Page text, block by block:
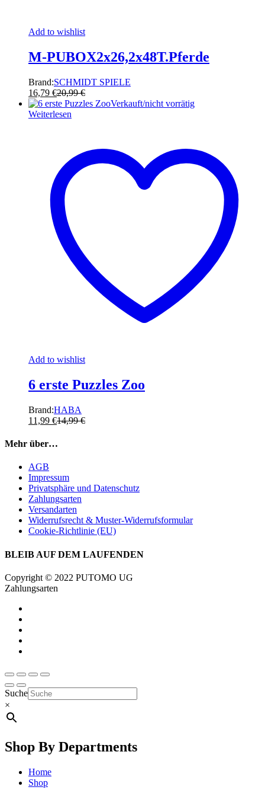
Add to wishlist
M-PUBOX2x26,2x48T.Pferde
Brand:SCHMIDT SPIELE
16,79 €20,99€
Verkauft/nicht vorrätig
Weiterlesen
Add to wishlist
6 erste Puzzles Zoo
Brand:HABA
11,99 €14,99€
Mehr über…
AGB
Impressum
Privatsphäre und Datenschutz
Zahlungsarten
Versandarten
Widerrufsrecht & Muster-Widerrufsformular
Cookie-Richtlinie (EU)
BLEIB AUF DEM LAUFENDEN
Copyright © 2022 PUTOMO UG
Zahlungsarten
Suche
×
Shop By Departments
Home
Shop